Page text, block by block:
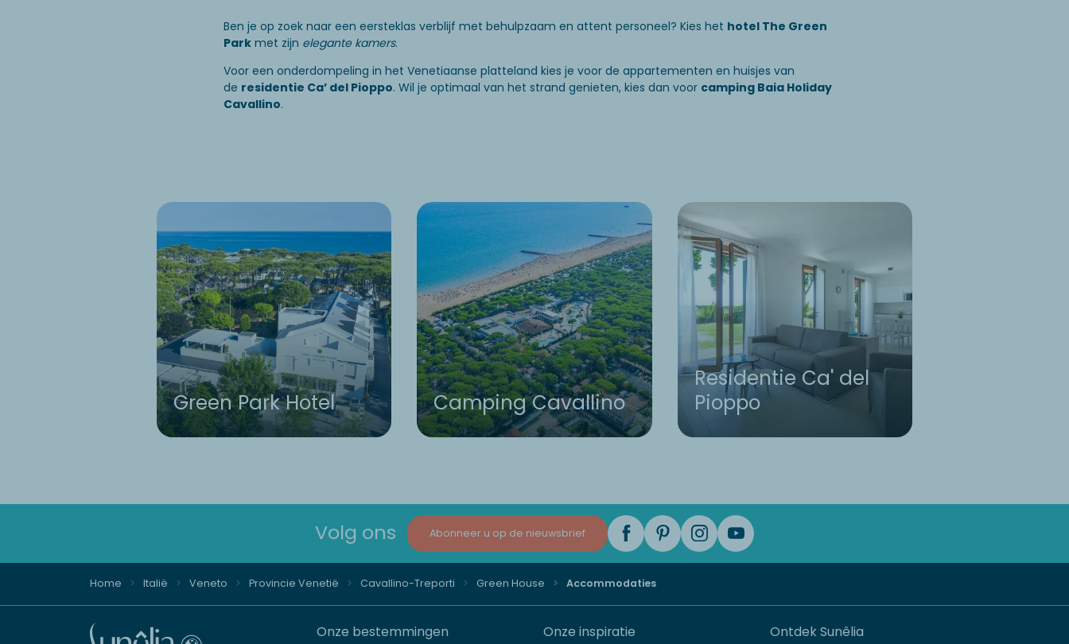
Ben je op zoek naar een eersteklas verblijf met behulpzaam en attent personeel? Kies het hotel The Green
Parkmet zijn elegante kamers.
Voor een onderdompeling in het Venetiaanse platteland kies je voor de appartementen en huisjes van
de residentie Ca’ del Pioppo. Wil je optimaal van het strand genieten, kies dan voor camping Baia Holiday
Cavallino.
Green Park Hotel Camping Cavallino
Residentie Ca' del
Pioppo
Volg ons Abonneer u op de nieuwsbrief
Home Italië Veneto Provincie Venetië Cavallino-Treporti Green House Accommodaties
Onze bestemmingen Onze inspiratie Ontdek Sunêlia